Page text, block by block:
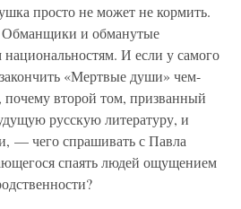
просто не может не кормить.
и обманутые
И если у самого
«Мертвые души» чем-
второй том, призванный
русскую литературу, и
— чего спрашивать с Павла
спаять людей ощущением